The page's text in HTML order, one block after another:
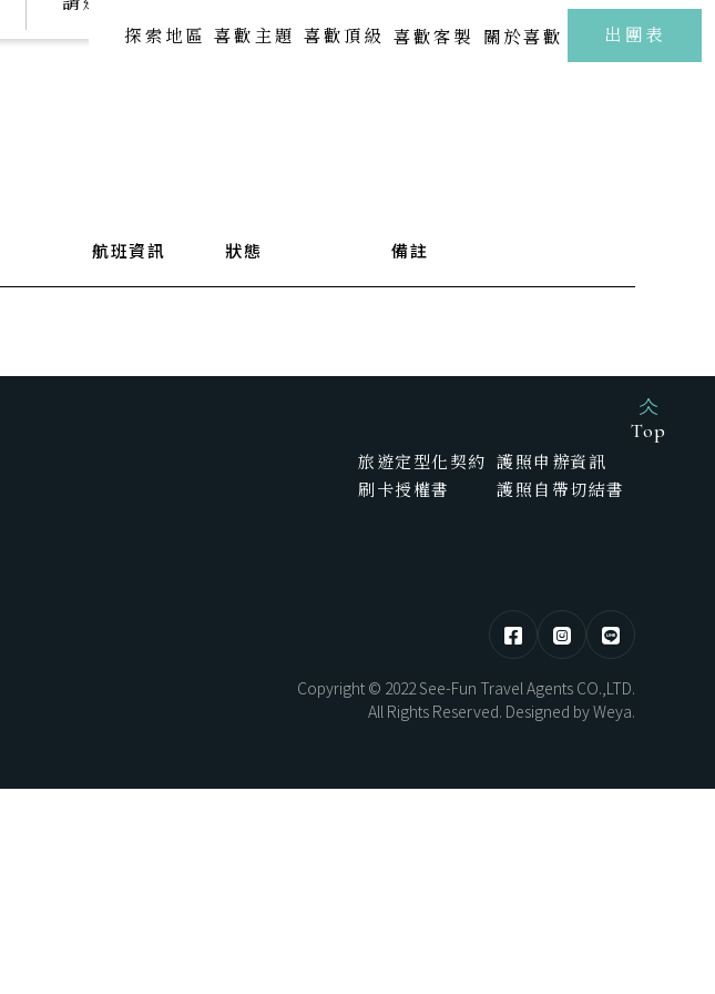
探索地區
喜歡日本
中部 | 北陸・新潟・長野
東部 | 花蓮 · 台東
喜歡主題
喜歡主題
新春海街漫旅．古都鎌倉江之浦5日
SAGA
熊本煥活．漫步佐賀之旅5日
喜歡頂級
喜歡頂級
樂聲飛揚駿河灣．靜岡溫泉雅宿6日
HOKKAIDO
北海道望樓連泊．湖光共生自然極境5
喜歡客製 關於喜歡 出團表
航班資訊 狀態 備註
旅遊定型化契約 護照申辦資訊
刷卡授權書
護照自帶切結書
Copyright © 2022 See-Fun Travel Agents CO.,LTD.
All Rights Reserved. Designed byWeya.
Top